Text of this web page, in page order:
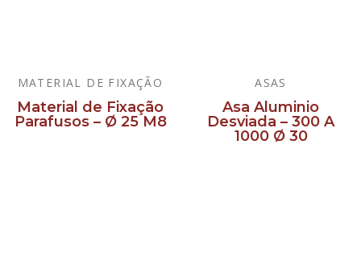
MATERIAL DE FIXAÇÃO
Material de Fixação
Parafusos – Ø 25 M8
ASAS
Asa Aluminio
Desviada – 300 A
1000 Ø 30